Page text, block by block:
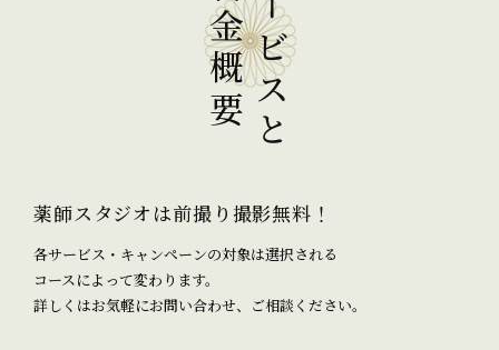
サービスと
料金概要
薬師スタジオは前撮り撮影無料！
各サービス・キャンペーンの対象は選択される
コースによって変わります。
詳しくはお気軽にお問い合わせ、ご相談ください。